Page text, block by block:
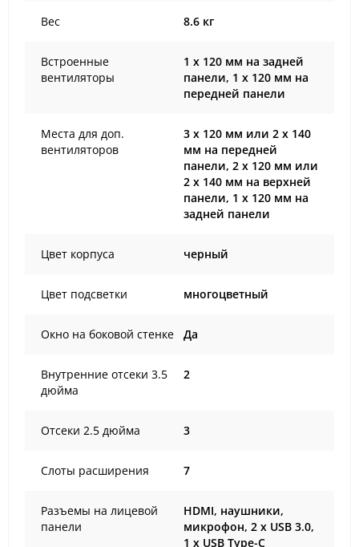
Вес 8.6 кг
Встроенные
вентиляторы
1 х 120 мм на задней
панели, 1 х 120 мм на
передней панели
Места для доп.
вентиляторов
3 х 120 мм или 2 х 140
мм на передней
панели, 2 х 120 мм или
2 х 140 мм на верхней
панели, 1 х 120 мм на
задней панели
Цвет корпуса черный
Цвет подсветки многоцветный
Окно на боковой стенке Да
Внутренние отсеки 3.5
дюйма
2
Отсеки 2.5 дюйма 3
Слоты расширения 7
Разъемы на лицевой
панели
HDMI, наушники,
микрофон, 2 x USB 3.0,
1 x USB Type-C